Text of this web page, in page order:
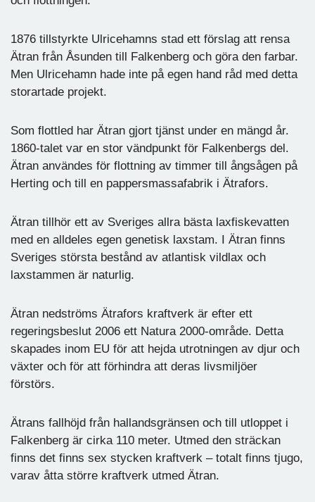
1876 tillstyrkte Ulricehamns stad ett förslag att rensa
Ätran från Åsunden till Falkenberg och göra den farbar.
Men Ulricehamn hade inte på egen hand råd med detta
storartade projekt.
Som flottled har Ätran gjort tjänst under en mängd år.
1860-talet var en stor vändpunkt för Falkenbergs del.
Ätran användes för flottning av timmer till ångsågen på
Herting och till en pappersmassafabrik i Ätrafors.
Ätran tillhör ett av Sveriges allra bästa laxfiskevatten
med en alldeles egen genetisk laxstam. I Ätran finns
Sveriges största bestånd av atlantisk vildlax och
laxstammen är naturlig.
Ätran nedströms Ätrafors kraftverk är efter ett
regeringsbeslut 2006 ett Natura 2000-område. Detta
skapades inom EU för att hejda utrotningen av djur och
växter och för att förhindra att deras livsmiljöer
förstörs.
Ätrans fallhöjd från hallandsgränsen och till utloppet i
Falkenberg är cirka 110 meter. Utmed den sträckan
finns det finns sex stycken kraftverk – totalt finns tjugo,
varav åtta större kraftverk utmed Ätran.